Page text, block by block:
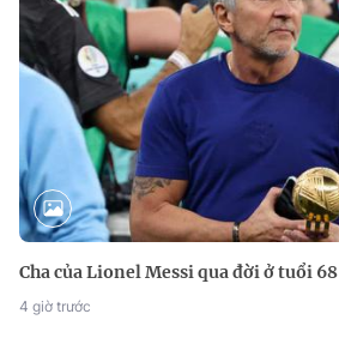
Cha của Lionel Messi qua đời ở tuổi 68
4 giờ trước